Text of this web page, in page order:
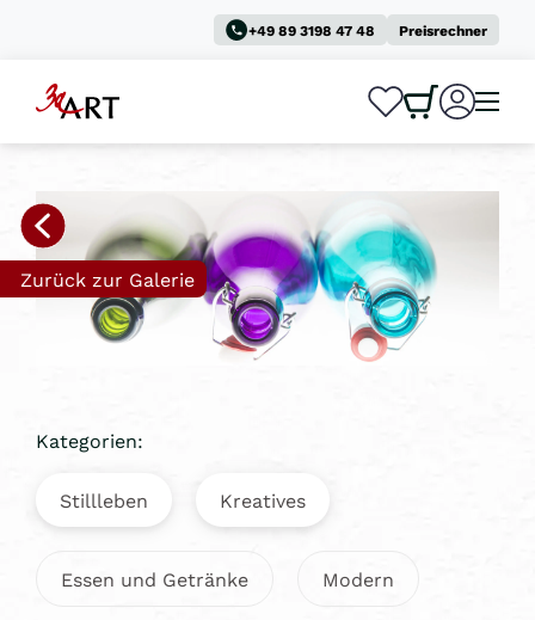
+49 89 3198 47 48 Preisrechner
0
Zurück zur Galerie
Kategorien:
Stillleben Kreatives
Essen und Getränke Modern